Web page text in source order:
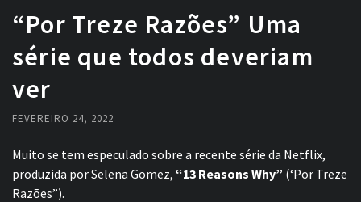
“Por Treze Razões” Uma
série que todos deveriam
ver
FEVEREIRO 24, 2022
Muito se tem especulado sobre a recente série da Netflix,
produzida por Selena Gomez, “13 Reasons Why” (‘Por Treze
Razões”).